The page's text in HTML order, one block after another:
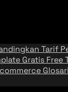
Tarif
Gratis Free